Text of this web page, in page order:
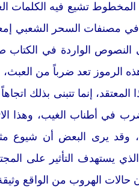
المخطوط تشيع فيه الكلمات
في مصنفات السحر الشعبي
الواردة في الكتاب
الرموز تعد ضرباً من
المعتقد، إنما تتبنى بذلك
في أطناب الغيب، وهذا
وقد يرى البعض أن شيوع
الذي يستهدف التأثير على
حالات الهروب من الواقع